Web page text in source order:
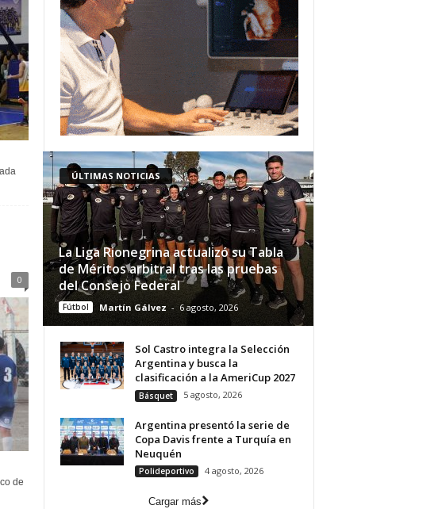
0
de
ÚLTIMAS NOTICIAS
La Liga Rionegrina actualizó su Tabla
de Méritos arbitral tras las pruebas
del Consejo Federal
Fútbol Martín Gálvez - 6 agosto, 2026
Sol Castro integra la Selección
Argentina y busca la
clasificación a la AmeriCup 2027
Básquet 5 agosto, 2026
Argentina presentó la serie de
Copa Davis frente a Turquía en
Neuquén
Polideportivo 4 agosto, 2026
Cargar más